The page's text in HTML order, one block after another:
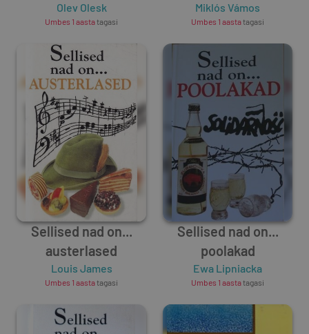
Olev Olesk
Umbes 1 aastatagasi
Miklós Vámos
Umbes 1 aastatagasi
Sellised nad on...
austerlased
Louis James
Umbes 1 aastatagasi
Sellised nad on...
poolakad
Ewa Lipniacka
Umbes 1 aastatagasi